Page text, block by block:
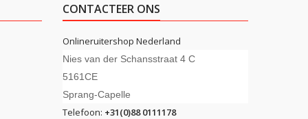
CONTACTEER ONS
Onlineruitershop Nederland
Nies van der Schansstraat 4 C
5161CE
Sprang-Capelle
Telefoon: +31(0)88 0111178